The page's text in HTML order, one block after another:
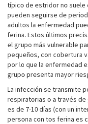
típico de estridor no suele
pueden seguirse de
adultos la enfermedad
ferina. Estos últimos
el grupo más vulnerable
pequeños, con cobertura
por lo que la enfermedad
grupo presenta mayor
La infección se transmite
respiratorias o a través de
es de 7-10 días (con un
persona con tos ferina es